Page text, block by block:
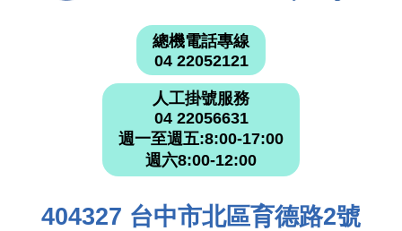
總機電話專線
04 22052121
人工掛號服務
04 22056631
週一至週五:8:00-17:00
週六8:00-12:00
404327 台中市北區育德路2號